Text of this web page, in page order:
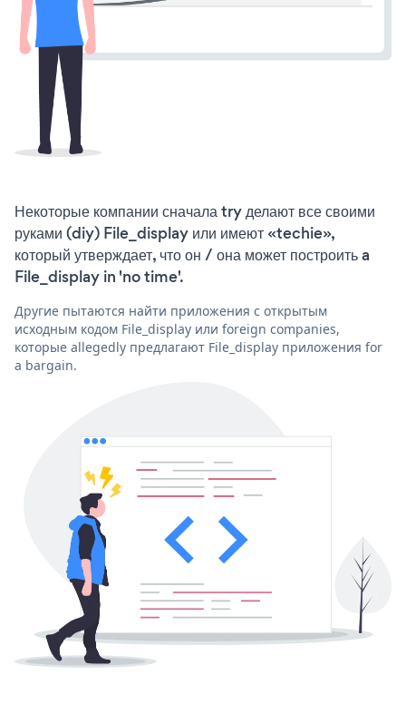
Некоторые компании сначала try делают все своими
руками (diy) File_display или имеют «techie»,
который утверждает, что он / она может построить a
File_display in 'no time'.
Другие пытаются найти приложения с открытым
исходным кодом File_display или foreign companies,
которые allegedly предлагают File_display приложения for
a bargain.